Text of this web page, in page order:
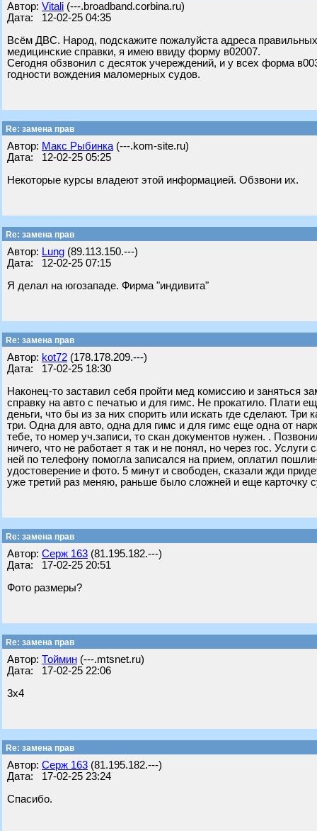
Автор: Vitali (---.broadband.corbina.ru)
Дата: 12-02-25 04:35
Всём ДВС. Народ, подскажите пожалуйста адреса
медицинские справки, я имею ввиду форму в02007.
Сегодня обзвонил с десяток учереждений, и у всех форма
годности вождения маломерных судов.
Re: замена прав
Автор: Макс Рыбинка (---.kom-site.ru)
Дата: 12-02-25 05:25
Некоторые курсы владеют этой информацией. Обзвони их.
Re: замена прав
Автор: Lung (89.113.150.---)
Дата: 12-02-25 07:15
Я делал на югозападе. Фирма "индивита"
Re: замена прав
Автор: kot72 (178.178.209.---)
Дата: 17-02-25 18:30
Наконец-то заставил себя пройти мед комиссию и заняться
справку на авто с печатью и для гимс. Не прокатило. Плати
деньги, что бы из за них спорить или искать где сделают.
три. Одна для авто, одна для гимс и для гимс еще одна от
тебе, то номер уч.записи, то скан документов нужен. .
ничего, что не работает я так и не понял, но через гос.
ней по телефону помогла записался на прием, оплатил
удостоверение и фото. 5 минут и свободен, сказали жди
уже третий раз меняю, раньше было сложней и еще карточку
Re: замена прав
Автор: Серж 163 (81.195.182.---)
Дата: 17-02-25 20:51
Фото размеры?
Re: замена прав
Автор: Тоймин (---.mtsnet.ru)
Дата: 17-02-25 22:06
3х4
Re: замена прав
Автор: Серж 163 (81.195.182.---)
Дата: 17-02-25 23:24
Спасибо.